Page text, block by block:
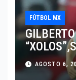
FÚTBOL MX
JUGAR
AGOSTO 6,